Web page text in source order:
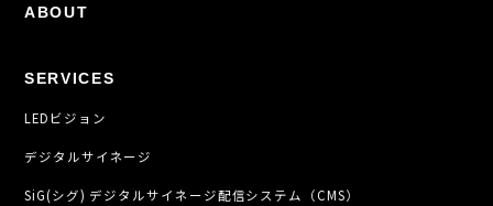
ABOUT
SERVICES
LEDビジョン
デジタルサイネージ
SiG(シグ) デジタルサイネージ配信システム（CMS）